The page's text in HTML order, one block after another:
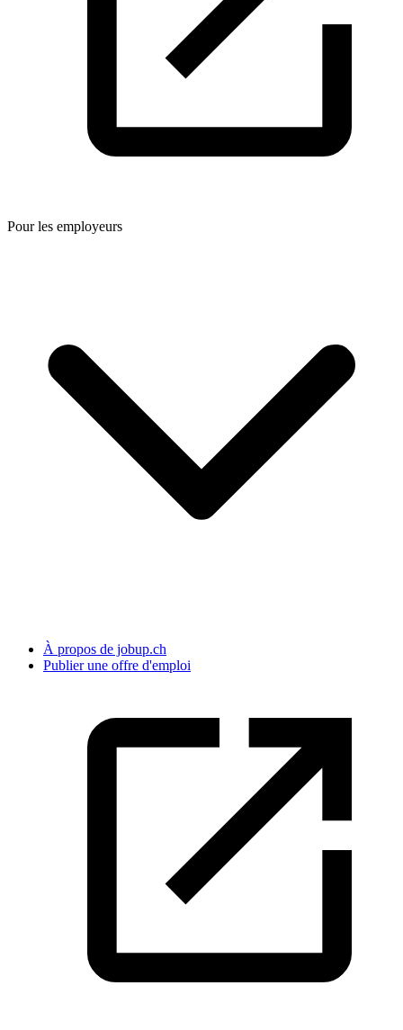
Pour les employeurs
À propos de jobup.ch
Publier une offre d'emploi